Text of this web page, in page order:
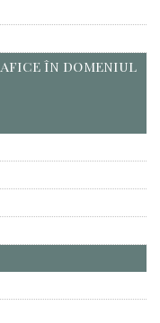
ÎN DOMENIUL